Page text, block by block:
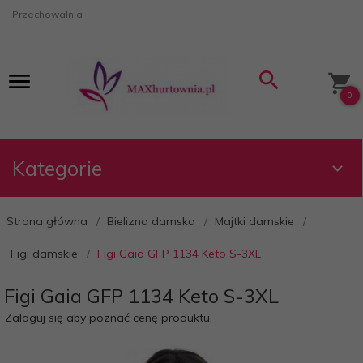
Przechowalnia
0
Kategorie
Strona główna Bielizna damska Majtki damskie
Figi damskie Figi Gaia GFP 1134 Keto S-3XL
Figi Gaia GFP 1134 Keto S-3XL
Zaloguj się aby poznać cenę produktu.